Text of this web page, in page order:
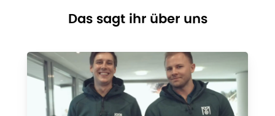
Das sagt ihr über uns